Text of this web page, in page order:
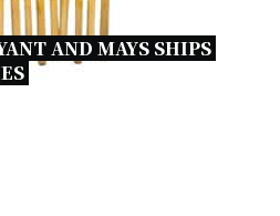
AND MAYS SHIPS